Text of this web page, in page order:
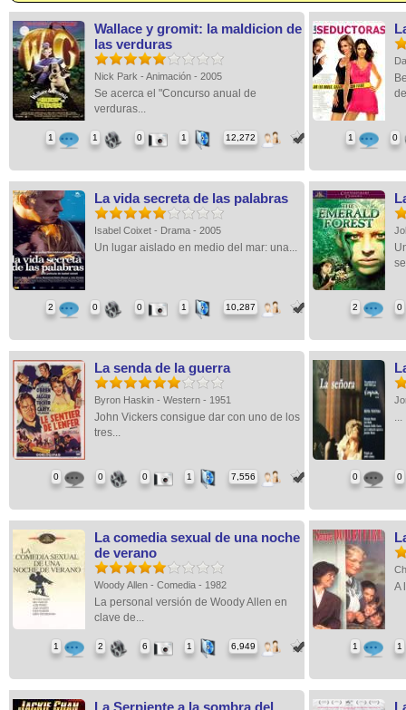
Wallace y gromit: la maldicion de
las verduras
Nick Park - Animación - 2005
Se acerca el "Concurso anual de
verduras...
1 1 0 1 12,272 1 0
La vida secreta de las palabras
Isabel Coixet - Drama - 2005
Un lugar aislado en medio del mar: una...
2 0 0 1 10,287 2 0
La senda de la guerra
Byron Haskin - Western - 1951
John Vickers consigue dar con uno de los
tres...
0 0 0 1 7,556
...
0 0
La comedia sexual de una noche
de verano
Woody Allen - Comedia - 1982
La personal versión de Woody Allen en
clave de...
1 2 6 1 6,949
A
1 1
La Serpiente a la sombra del